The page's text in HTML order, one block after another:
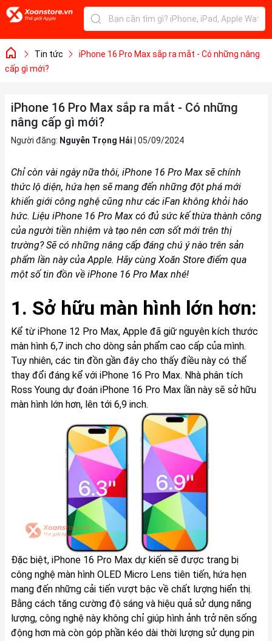
Tin tức
iPhone 16 Pro Max sắp ra mắt - Có những nâng
cấp gì mới?
iPhone 16 Pro Max sắp ra mắt - Có những
nâng cấp gì mới?
Người đăng: Nguyễn Trọng Hải 05/09/2024
Chỉ còn vài ngày nữa thôi, iPhone 16 Pro Max sẽ chính
thức lộ diện, hứa hẹn sẽ mang đến những đột phá mới
khiến giới công nghệ cũng như các iFan không khỏi háo
hức. Liệu iPhone 16 Pro Max có đủ sức kế thừa thành công
của người tiền nhiệm và tạo nên cơn sốt mới trên thị
trường? Sẽ có những nâng cấp đáng chú ý nào trên sản
phẩm lần này của Apple. Hãy cùng Xoăn Store điểm qua
một số tin đồn về iPhone 16 Pro Max nhé!
1. Sở hữu màn hình lớn hơn:
Kể từ iPhone 12 Pro Max, Apple đã giữ nguyên kích thước
màn hình 6,7 inch cho dòng sản phẩm cao cấp của mình.
Tuy nhiên, các tin đồn gần đây cho thấy điều này có thể
thay đổi đáng kể với iPhone 16 Pro Max. Nhà phân tích
Ross Young dự đoán iPhone 16 Pro Max lần này sẽ sở hữu
màn hình lớn hơn, lên tới 6,9 inch.
Đặc biệt, iPhone 16 Pro Max dự kiến sẽ được trang bị
công nghệ màn hình OLED Micro Lens tiên tiến, hứa hẹn
mang đến những cải tiến vượt bậc về chất lượng hiển thị.
Bằng cách tăng cường độ sáng và hiệu quả sử dụng năng
lượng, công nghệ này không chỉ giúp hình ảnh trở nên sống
động hơn mà còn góp phần kéo dài thời lượng sử dụng pin